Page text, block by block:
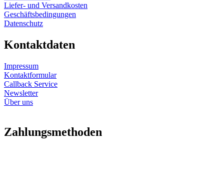
Liefer- und Versandkosten
Geschäftsbedingungen
Datenschutz
Kontaktdaten
Impressum
Kontaktformular
Callback Service
Newsletter
Über uns
Zahlungsmethoden